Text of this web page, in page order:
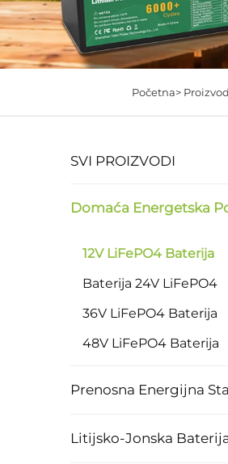
Početna>
SVI PROIZVODI
Domaća Energetska
12V LiFePO4 Baterija
Baterija 24V LiFePO4
36V LiFePO4 Baterija
48V LiFePO4 Baterija
Prenosna Energijna
Litijsko-Jonska